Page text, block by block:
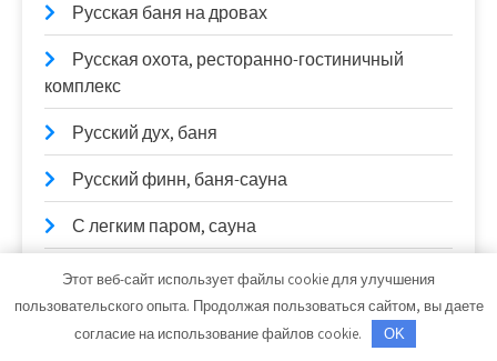
Русская баня на дровах
Русская охота, ресторанно-гостиничный
комплекс
Русский дух, баня
Русский финн, баня-сауна
С легким паром, сауна
СантехХолл
Сатурн, Оптово-розничный магазин
Этот веб-сайт использует файлы cookie для улучшения
пользовательского опыта. Продолжая пользоваться сайтом, вы даете
согласие на использование файлов cookie.
OK